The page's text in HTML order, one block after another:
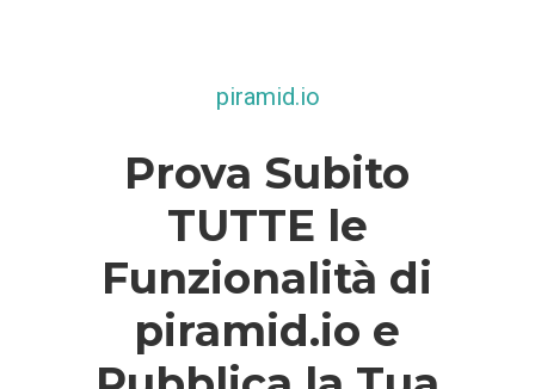
piramid.io
Prova Subito
TUTTE le
Funzionalità di
piramid.io e